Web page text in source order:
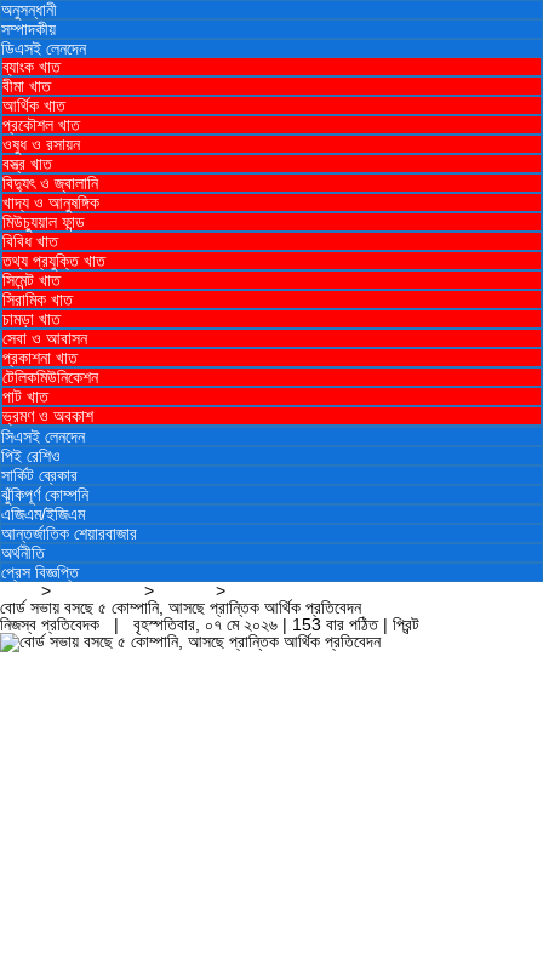
অনুসন্ধানী
সম্পাদকীয়
ডিএসই লেনদেন
ব্যাংক খাত
বীমা খাত
আর্থিক খাত
প্রকৌশল খাত
ওষুধ ও রসায়ন
বস্ত্র খাত
বিদ্যুৎ ও জ্বালানি
খাদ্য ও আনুষঙ্গিক
মিউচ্যুয়াল ফান্ড
বিবিধ খাত
তথ্য প্রযুক্তি খাত
সিমেন্ট খাত
সিরামিক খাত
চামড়া খাত
সেবা ও আবাসন
প্রকাশনা খাত
টেলিকমিউনিকেশন
পাট খাত
ভ্রমণ ও ‍অবকাশ
সিএসই লেনদেন
পিই রেশিও
সার্কিট ব্রেকার
ঝুঁকিপূর্ণ কোম্পনি
এজিএম/ইজিএম
আন্তর্জাতিক শেয়ারবাজার
অর্থনীতি
প্রেস বিজ্ঞপ্তি
> >
>
বোর্ড সভায় বসছে ৫ কোম্পানি, আসছে প্রান্তিক আর্থিক প্রতিবেদন
নিজস্ব প্রতিবেদক | বৃহস্পতিবার, ০৭ মে ২০২৬ | 153 বার পঠিত | প্রিন্ট